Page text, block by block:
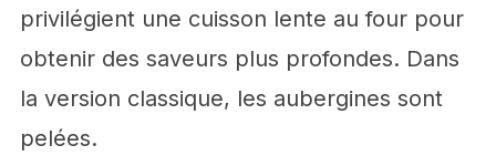
privilégient une cuisson lente au four pour
obtenir des saveurs plus profondes. Dans
la version classique, les aubergines sont
pelées.